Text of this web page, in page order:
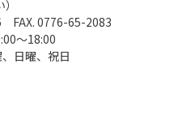
FAX. 0776-65-2083
～18:00
日曜、祝日